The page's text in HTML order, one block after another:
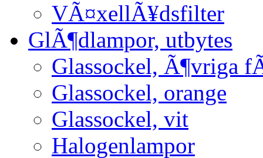
VÃ¤xellÃ¥dsfilter
GlÃ¶dlampor, utbytes
Glassockel, Ã¶vriga
Glassockel, orange
Glassockel, vit
Halogenlampor